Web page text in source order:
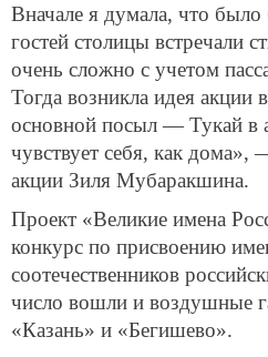
Вначале я думала, что
гостей столицы встречали
очень сложно с учетом
Тогда возникла идея акции
основной посыл — Тукай в
чувствует себя, как
акции Зиля Мубаракшина.
Проект «Великие имена
конкурс по присвоению
соотечественников
число вошли и воздушные
«Казань» и «Бегишево».